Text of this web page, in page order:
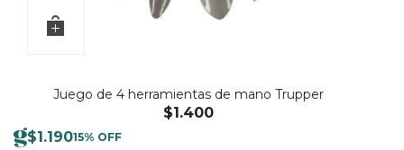
Juego de 4 herramientas de mano Trupper
$1.400
$1.19015% OFF